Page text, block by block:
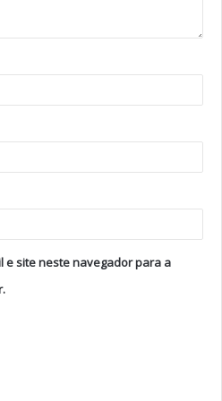
Atriz Fado
e site neste navegador para a